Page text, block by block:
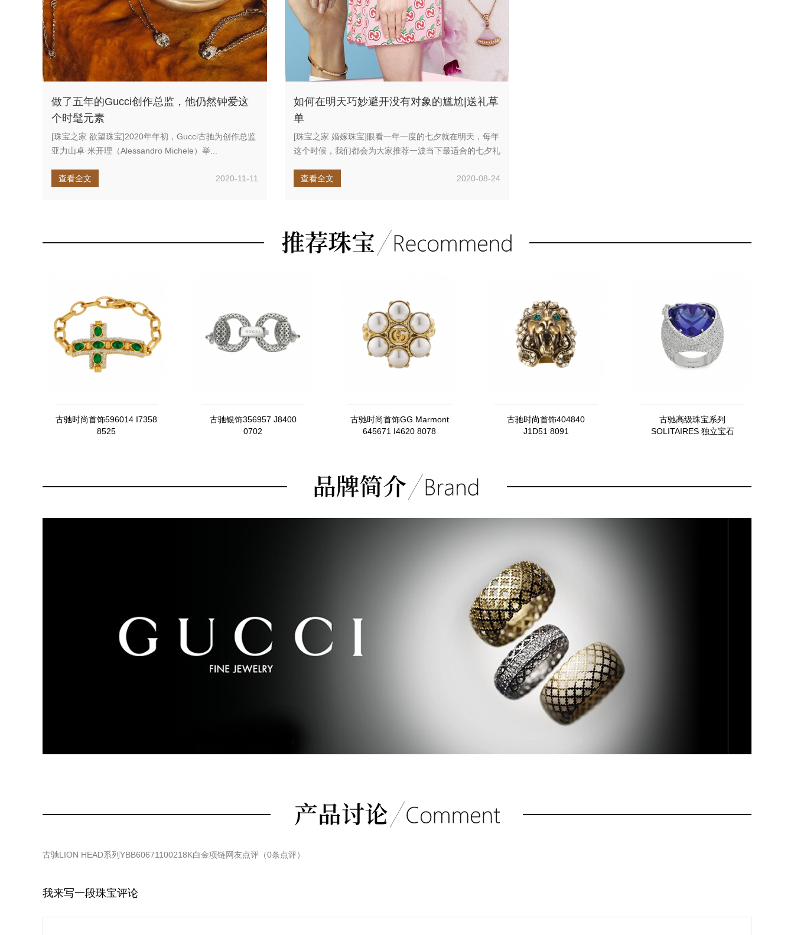
做了五年的Gucci创作总监，他仍然钟爱这
个时髦元素
[珠宝之家 欲望珠宝]2020年年初，Gucci古驰为创作总监
亚力山卓·米开理（Alessandro Michele）举...
查看全文 2020-11-11
如何在明天巧妙避开没有对象的尴尬|送礼草
单
[珠宝之家 婚嫁珠宝]眼看一年一度的七夕就在明天，每年
这个时候，我们都会为大家推荐一波当下最适合的七夕礼
查看全文
2020-08-24
古驰时尚首饰596014 I7358
8525
古驰银饰356957 J8400
0702
古驰时尚首饰GG Marmont
645671 I4620 8078
古驰时尚首饰404840
J1D51 8091
古驰高级珠宝系列
SOLITAIRES 独立宝石
古驰LION HEAD系列YBB60671100218K白金项链网友点评（0条点评）
我来写一段珠宝评论